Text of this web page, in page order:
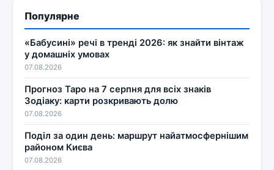
Популярне
«Бабусині» речі в тренді 2026: як знайти вінтаж
у домашніх умовах
07.08.2026
Прогноз Таро на 7 серпня для всіх знаків
Зодіаку: карти розкривають долю
07.08.2026
Поділ за один день: маршрут найатмосфернішим
районом Києва
07.08.2026